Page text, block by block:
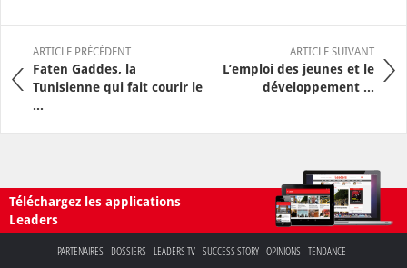
ARTICLE PRÉCÉDENT
Faten Gaddes, la
Tunisienne qui fait courir le
...
ARTICLE SUIVANT
L’emploi des jeunes et le
développement ...
Téléchargez les applications
Leaders
PARTENAIRES DOSSIERS LEADERS TV SUCCESS STORY OPINIONS TENDANCE